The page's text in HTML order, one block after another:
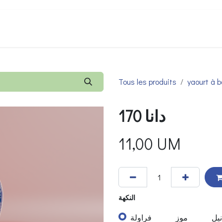
Tous les produits yaourt à
دانا 170
11,00 UM
النكهة
فراولة موز